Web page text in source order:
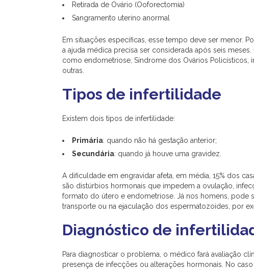
Retirada de Ovário (Ooforectomia)
Sangramento uterino anormal
Em situações específicas, esse tempo deve ser menor.
a ajuda médica precisa ser considerada após seis
como endometriose, Síndrome dos Ovários Policísticos,
outras.
Tipos de infertilidade
Existem dois tipos de infertilidade:
Primária: quando não há gestação anterior;
Secundária: quando já houve uma gravidez.
A dificuldade em engravidar afeta, em média, 15% dos
são distúrbios hormonais que impedem a ovulação,
formato do útero e endometriose. Já nos homens, pode
transporte ou na ejaculação dos espermatozoides, por
Diagnóstico de
Para diagnosticar o problema, o médico fará avaliação
presença de infecções ou alterações hormonais. No